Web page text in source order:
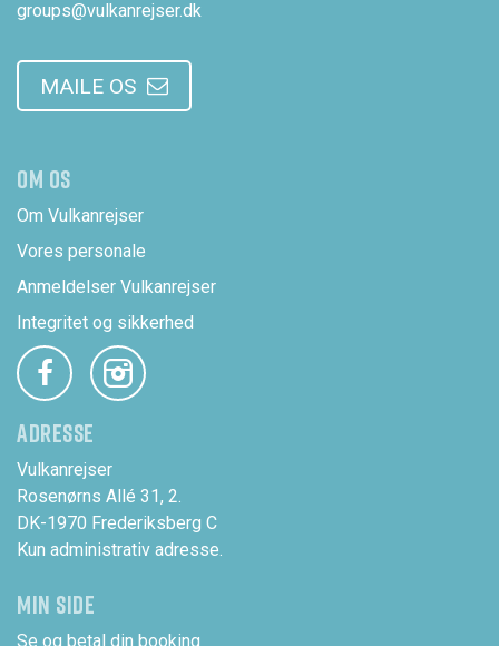
groups@vulkanrejser.dk
MAILE OS
OM OS
Om Vulkanrejser
Vores personale
Anmeldelser Vulkanrejser
Integritet og sikkerhed
ADRESSE
Vulkanrejser
Rosenørns Allé 31, 2.
DK-1970 Frederiksberg C
Kun administrativ adresse.
MIN SIDE
Se og betal din booking